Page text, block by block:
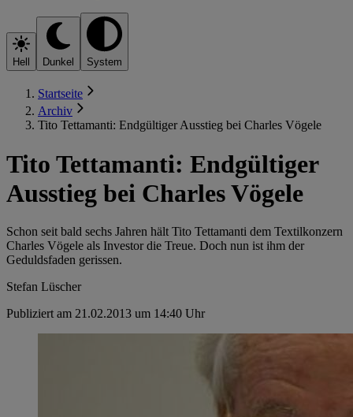
Hell Dunkel System
Startseite
Archiv
Tito Tettamanti: Endgültiger Ausstieg bei Charles Vögele
Tito Tettamanti: Endgültiger
Ausstieg bei Charles Vögele
Schon seit bald sechs Jahren hält Tito Tettamanti dem Textilkonzern
Charles Vögele als Investor die Treue. Doch nun ist ihm der
Geduldsfaden gerissen.
Stefan Lüscher
Publiziert am 21.02.2013 um 14:40 Uhr